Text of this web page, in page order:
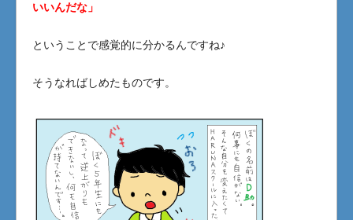
いいんだな」
ということで感覚的に分かるんですね♪
そうなればしめたものです。